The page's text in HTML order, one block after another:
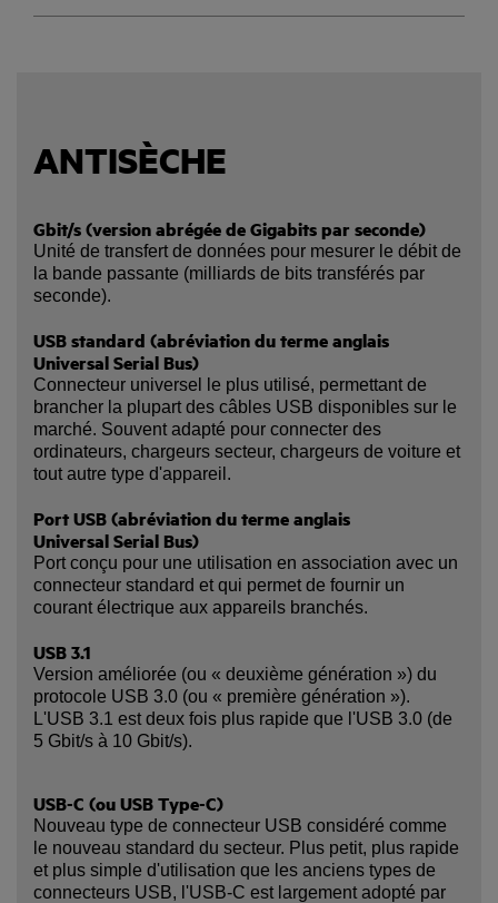
ANTISÈCHE
Gbit/s (version abrégée de Gigabits par seconde)
Unité de transfert de données pour mesurer le débit de
la bande passante (milliards de bits transférés par
seconde).
USB standard (abréviation du terme anglais
Universal Serial Bus)
Connecteur universel le plus utilisé, permettant de
brancher la plupart des câbles USB disponibles sur le
marché. Souvent adapté pour connecter des
ordinateurs, chargeurs secteur, chargeurs de voiture et
tout autre type d'appareil.
Port USB (abréviation du terme anglais
Universal Serial Bus)
Port conçu pour une utilisation en association avec un
connecteur standard et qui permet de fournir un
courant électrique aux appareils branchés.
USB 3.1
Version améliorée (ou « deuxième génération ») du
protocole USB 3.0 (ou « première génération »).
L'USB 3.1 est deux fois plus rapide que l'USB 3.0 (de
5 Gbit/s à 10 Gbit/s).
USB-C (ou USB Type-C)
Nouveau type de connecteur USB considéré comme
le nouveau standard du secteur. Plus petit, plus rapide
et plus simple d'utilisation que les anciens types de
connecteurs USB, l'USB-C est largement adopté par